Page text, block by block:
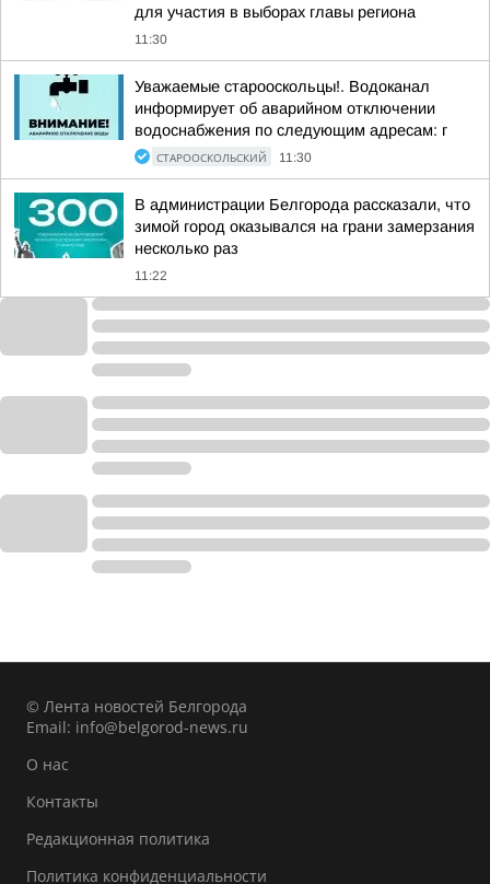
для участия в выборах главы региона
11:30
Уважаемые старооскольцы!. Водоканал
информирует об аварийном отключении
водоснабжения по следующим адресам: г
СТАРООСКОЛЬСКИЙ 11:30
В администрации Белгорода рассказали, что
зимой город оказывался на грани замерзания
несколько раз
11:22
© Лента новостей Белгорода
Email: info@belgorod-news.ru
О нас
Контакты
Редакционная политика
Политика конфиденциальности